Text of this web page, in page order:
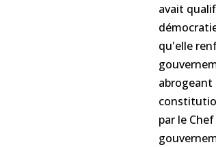
avait
qu'elle
par le